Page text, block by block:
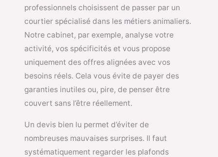
professionnels choisissent de passer par un
courtier spécialisé dans les métiers animaliers.
Notre cabinet, par exemple, analyse votre
activité, vos spécificités et vous propose
uniquement des offres alignées avec vos
besoins réels. Cela vous évite de payer des
garanties inutiles ou, pire, de penser être
couvert sans l’être réellement.
Un devis bien lu permet d’éviter de
nombreuses mauvaises surprises. Il faut
systématiquement regarder les plafonds